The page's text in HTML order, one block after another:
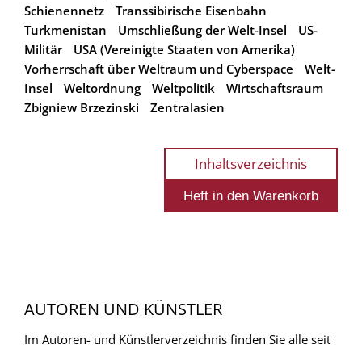
Schienennetz
Transsibirische Eisenbahn
Turkmenistan
Umschließung der Welt-Insel
US-
Militär
USA (Vereinigte Staaten von Amerika)
Vorherrschaft über Weltraum und Cyberspace
Welt-
Insel
Weltordnung Weltpolitik
Wirtschaftsraum
Zbigniew Brzezinski
Zentralasien
Inhaltsverzeichnis
AUTOREN UND KÜNSTLER
Im Autoren- und Künstlerverzeichnis finden Sie alle seit